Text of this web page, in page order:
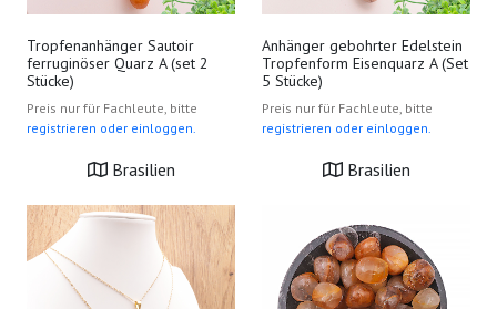
Tropfenanhänger Sautoir
ferruginöser Quarz A (set 2
Stücke)
Preis nur für Fachleute, bitte
registrieren oder einloggen.
Brasilien
Anhänger gebohrter Edelstein
Tropfenform Eisenquarz A (Set
5 Stücke)
Preis nur für Fachleute, bitte
registrieren oder einloggen.
Brasilien